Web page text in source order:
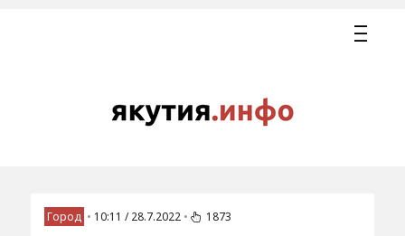
Город • 10:11 / 28.7.2022 • 1873